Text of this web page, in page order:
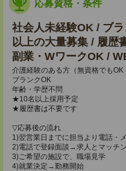
応募資格・条件
社会人未経験OK / ブ
以上の大量募集 / 履歴
副業・WワークOK /
介護経験のある方（無資格でもOK
ブランクOK
年齢・学歴不問
★10名以上採用予定
★履歴書は不要です
▽応募後の流れ
1)翌営業日までに担当より電話・
2)電話で登録面談→求人とマッチ
3)ご希望の施設で、職場見学
4)就業決定→勤務開始